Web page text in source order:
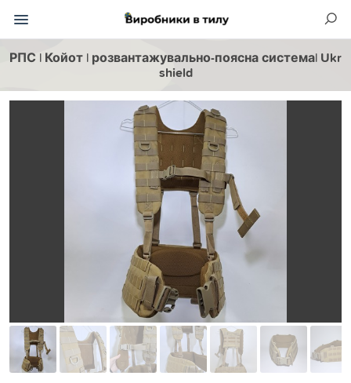
РПС | Койот | розвантажувально-поясна система| Ukr
shield